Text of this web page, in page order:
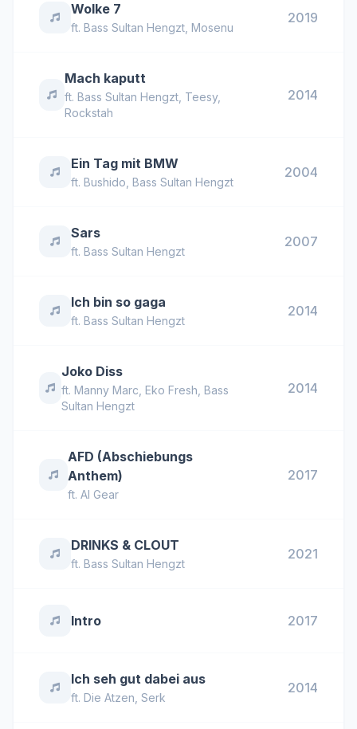
Wolke 7
ft. Bass Sultan Hengzt Mosenu
2019
Mach kaputt
ft.Bass Sultan Hengzt Teesy,
Rockstah
2014
Ein Tag mit BMW
ft. Bushido Bass Sultan Hengzt
2004
Sars
ft. Bass Sultan Hengzt
2007
Ich bin so gaga
ft. Bass Sultan Hengzt
2014
Joko Diss
ft.Manny Marc ,Eko Fresh ,Bass
Sultan Hengzt
2014
AFD (Abschiebungs
Anthem)
ft.Al Gear
2017
DRINKS & CLOUT
ft. Bass Sultan Hengzt
2021
Intro 2017
Ich seh gut dabei aus
ft. Die Atzen Serk
2014